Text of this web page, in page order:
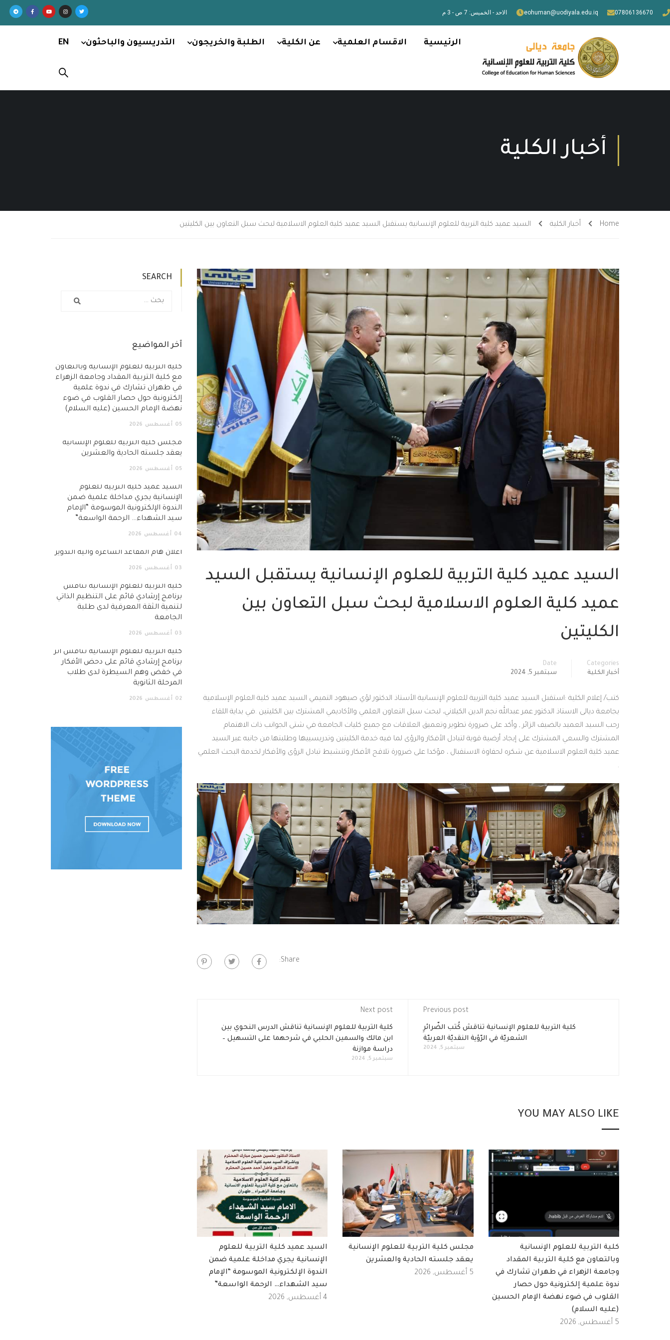
07806136670
eohuman@uodiyala.edu.iq الاحد - الخميس: 7 ص - 3 م
الرئيسية الاقسام العلمية عن الكلية الطلبة والخريجون التدريسيون والباحثون EN
أخبار الكلية
Home أخبار الكلية السيد عميد كلية التربية للعلوم الإنسانية يستقبل السيد عميد كلية العلوم الاسلامية لبحث سبل التعاون بين الكليتين
السيد عميد كلية التربية للعلوم الإنسانية يستقبل السيد
عميد كلية العلوم الاسلامية لبحث سبل التعاون بين
الكليتين
Categories
أخبار الكلية
Date
سبتمبر 5, 2024
كتب/ إعلام الكلية :استقبل السيد عميد كلية التربية للعلوم الإنسانية الأستاذ الدكتور لؤي صيهود التميمي السيد عميد كلية العلوم الإسلامية
بجامعة ديالى الاستاذ الدكتور عمر عبدالله نجم الدين الكيلاني، لبحث سبل التعاون العلمي والأكاديمي المشترك بين الكليتين .في بداية اللقاء
رحب السيد العميد بالضيف الزائر , وأكد على ضرورة تطوير وتعميق العلاقات مع جميع كليات الجامعة في شتى الجوانب ذات الاهتمام
المشترك والسعي المشترك على إيجاد أرضية قوية لتبادل الأفكار والرؤى لما فيه خدمة الكليتين وتدريسييها وطلبتها.من جانبه عبر السيد
عميد كلية العلوم الاسلامية عن شكره لحفاوة الاستقبال ، مؤكدا على ضرورة تلاقح الأفكار وتنشيط تبادل الرؤى والأفكار لخدمة البحث العلمي
.
Share:
Previous post
كلية التربية للعلوم الإنسانية تناقش كُتب الضّرائرِ
الشعريّة في الرّؤية النقديّة العربيّة
سبتمبر 5, 2024
Next post
كلية التربية للعلوم الإنسانية تناقش الدرس النحوي بين
ابن مالك والسمين الحلبي في شرحهما على التسهيل –
دراسة موازنة
سبتمبر 5, 2024
YOU MAY ALSO LIKE
كلية التربية للعلوم الإنسانية
وبالتعاون مع كلية التربية المقداد
وجامعة الزهراء في طهران تشارك في
ندوة علمية إلكترونية حول حصار
القلوب في ضوء نهضة الإمام الحسين
(عليه السلام)
5 أغسطس, 2026
مجلس كلية التربية للعلوم الإنسانية
يعقد جلسته الحادية والعشرين
5 أغسطس, 2026
السيد عميد كلية التربية للعلوم
الإنسانية يجري مداخلة علمية ضمن
الندوة الإلكترونية الموسومة “الإمام
سيد الشهداء… الرحمة الواسعة”
4 أغسطس, 2026
SEARCH
آخر المواضيع
كلية التربية للعلوم الإنسانية وبالتعاون
مع كلية التربية المقداد وجامعة الزهراء
في طهران تشارك في ندوة علمية
إلكترونية حول حصار القلوب في ضوء
نهضة الإمام الحسين (عليه السلام)
05 أغسطس 2026
مجلس كلية التربية للعلوم الإنسانية
يعقد جلسته الحادية والعشرين
05 أغسطس 2026
السيد عميد كلية التربية للعلوم
الإنسانية يجري مداخلة علمية ضمن
الندوة الإلكترونية الموسومة “الإمام
سيد الشهداء… الرحمة الواسعة”
04 أغسطس 2026
اعلان هام المقاعد الشاغرة وآلية التدوير
03 أغسطس 2026
كلية التربية للعلوم الإنسانية تناقش
برنامج إرشادي قائم على التنظيم الذاتي
لتنمية الثقة المعرفية لدى طلبة
الجامعة
03 أغسطس 2026
كلية التربية للعلوم الإنسانية تناقش أثر
برنامج إرشادي قائم على دحض الأفكار
في خفض وهم السيطرة لدى طلاب
المرحلة الثانوية
02 أغسطس 2026